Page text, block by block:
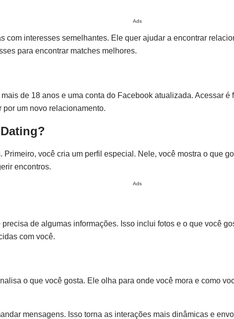
Ads
com interesses semelhantes. Ele quer ajudar a encontrar
para encontrar matches melhores.
de 18 anos e uma conta do Facebook atualizada. Acessar
um novo relacionamento.
você cria um perfil especial. Nele, você mostra o que
encontros.
Ads
de algumas informações. Isso inclui fotos e o que você
com você.
o que você gosta. Ele olha para onde você mora e como
mensagens. Isso torna as interações mais dinâmicas e